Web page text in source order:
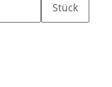
Stück